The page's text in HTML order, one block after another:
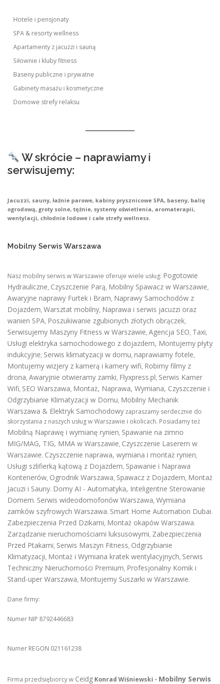
Hotele i pensjonaty
SPA & resorty wellness
Apartamenty z jacuzzi i sauną
Siłownie i kluby fitness
Baseny publiczne i prywatne
Gabinety masażu i kosmetyczne
Domowe strefy relaksu
W skrócie – naprawiamy i
serwisujemy:
Jacuzzi, sauny, łaźnie parowe, kabiny prysznicowe SPA, baseny, balię
ogrodową, groty solne, tężnie, systemy oświetlenia, aromaterapii,
wentylacji, chłodnie lodowe i całe strefy wellness.
Mobilny Serwis Warszawa
Nasz mobilny serwis w Warszawie oferuje wiele usług: Pogotowie
Hydrauliczne, Czyszczenie Parą, Mobilny Spawacz w Warszawie,
Awaryjne naprawy Furtek i Bram, Naprawy Samochodów z
Dojazdem, Warsztat mobilny, Naprawa i serwis jacuzzi oraz
wanien SPA, Poszukiwanie zgubionych złotych obrączek,
Serwisujemy Maszyny Fitness w Warszawie, Agencja SEO, Taxi,
Usługi elektryka samochodowego z dojazdem, Montujemy płyty
indukcyjne, Serwis klimatyzacji w domu, naprawiamy fotele,
Montujemy wizjery z kamerą i kamery wifi, Robimy filmy z
drona, Awaryjnie otwieramy zamki, Flyxpress.pl, Serwis Kamer
Wifi, SEO Warszawa, Montaż, Naprawa, Wymiana, Czyszczenie i
Odgrzybianie Klimatyzacji w Domu, Mobilny Mechanik
Warszawa & Elektryk Samochodowy zapraszamy serdecznie do
skorzystania z naszych usług w Warszawie i okolicach. Posiadamy też
Mobilną Naprawę i wymianę rynien, Spawanie na zimno
MIG/MAG, TIG, MMA w Warszawie, Czyszczenie Laserem w
Warszawie. Czyszczenie naprawa, wymiana i montaż rynien,
Usługi szlifierką kątową z Dojazdem, Spawanie i Naprawa
Kontenerów, Ogrodnik Warszawa, Spawacz z Dojazdem, Montaż
Jacuzi i Sauny. Domy AI - Automatyka, Inteligentne Sterowanie
Domem. Serwis wideodomofonów Warszawa, Wymiana
zamków szyfrowych Warszawa. Smart Home Automation Dubai.
Zabezpieczenia Przed Dzikami, Montaż okapów Warszawa.
Zarządzanie nieruchomościami luksusowymi, Zabezpieczenia
Przed Ptakami, Serwis Maszyn Fitness, Odgrzybianie
Klimatyzacji, Montaż i Wymiana kratek wentylacyjnych, Serwis
Techniczny Nieruchomości Premium, Profesjonalny Komik i
Stand-uper Warszawa, Montujemy Suszarki w Warszawie.
Dane firmy:
Numer NIP 8792446683
Numer REGON 021161238
Firma przedsiębiorcy w Ceidg Konrad Wiśniewski - Mobilny Serwis